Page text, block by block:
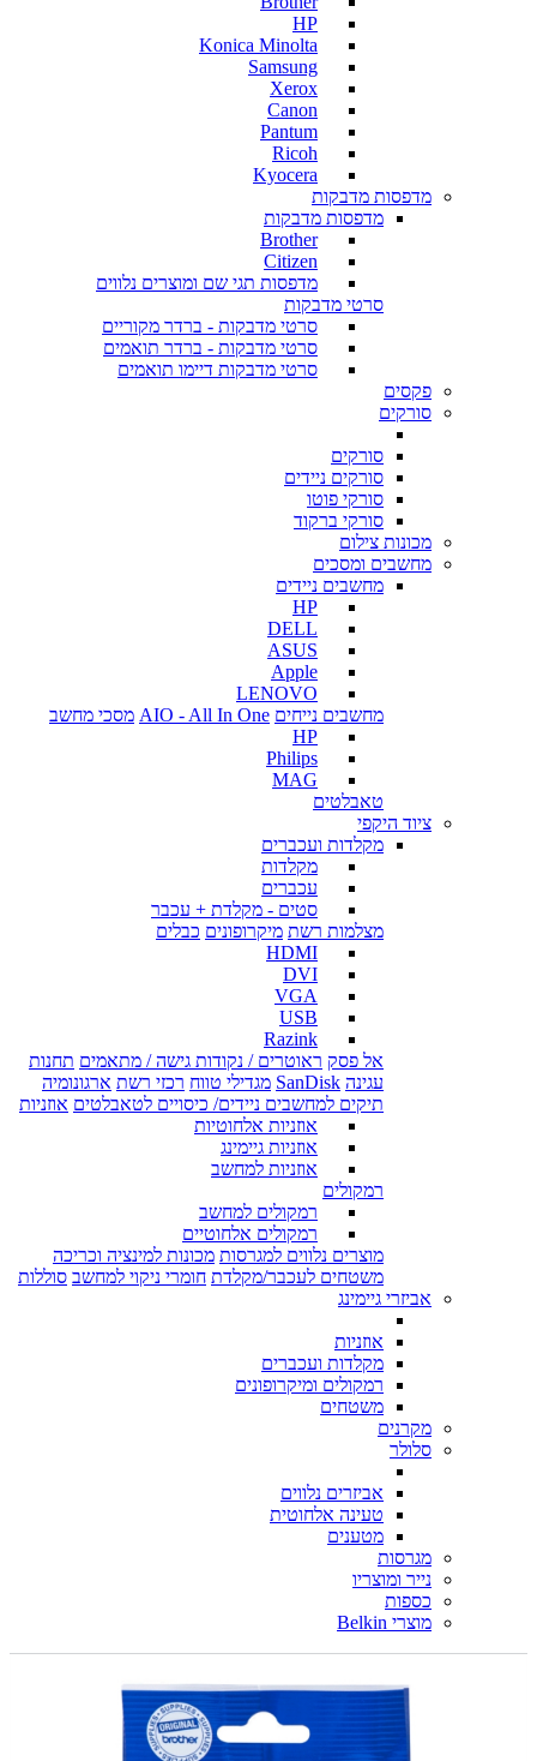
HP
Konica Minolta
Samsung
Xerox
Canon
Pantum
Ricoh
Kyocera
מדפסות מדבקות
מדפסות מדבקות
Brother
Citizen
מדפסות תגי שם ומוצרים נלווים
סרטי מדבקות
סרטי מדבקות - ברדר מקוריים
סרטי מדבקות - ברדר תואמים
סרטי מדבקות דיימו תואמים
פקסים
סורקים
סורקים
סורקים ניידים
סורקי פוטו
סורקי ברקוד
מכונות צילום
מחשבים ומסכים
מחשבים ניידים
HP
DELL
ASUS
Apple
LENOVO
מחשבים נייחים AIO - All In One מסכי מחשב
HP
Philips
MAG
טאבלטים
ציוד היקפי
מקלדות ועכברים
מקלדות
עכברים
סטים - מקלדת + עכבר
מצלמות רשת מיקרופונים כבלים
HDMI
DVI
VGA
USB
Razink
אל פסק ראוטרים / נקודות גישה / מתאמים תחנות
עגינה SanDisk מגדילי טווח רכזי רשת ארגונומיה
תיקים למחשבים ניידים/ כיסויים לטאבלטים אוזניות
אוזניות אלחוטיות
אוזניות גיימינג
אוזניות למחשב
רמקולים
רמקולים למחשב
רמקולים אלחוטיים
מוצרים נלווים למגרסות מכונות למינציה וכריכה
משטחים לעכבר/מקלדת חומרי ניקוי למחשב סוללות
אביזרי גיימינג
אוזניות
מקלדות ועכברים
רמקולים ומיקרופונים
משטחים
מקרנים
סלולר
אביזרים נלווים
טעינה אלחוטית
מטענים
מגרסות
נייר ומוצריו
כספות
מוצרי Belkin